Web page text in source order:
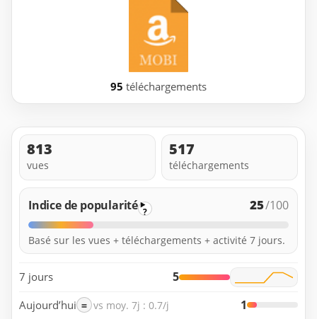
95 téléchargements
813
vues
517
téléchargements
Indice de popularité ? 25/100
Basé sur les vues + téléchargements + activité 7 jours.
7 jours 5
Aujourd’hui = vs moy. 7j : 0.7/j 1